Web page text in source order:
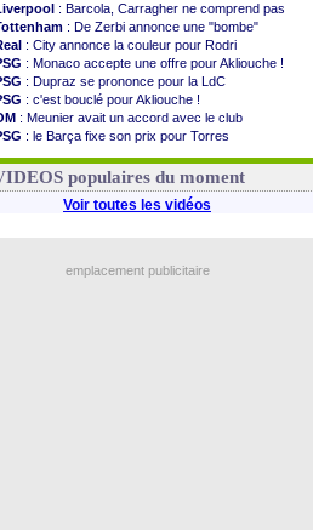
: Barcola, Carragher ne comprend pas
: De Zerbi annonce une "bombe"
: City annonce la couleur pour Rodri
: Monaco accepte une offre pour Akliouche !
: Dupraz se prononce pour la LdC
: c'est bouclé pour Akliouche !
: Meunier avait un accord avec le club
: le Barça fixe son prix pour Torres
: Infantino sollicite Trump
populaires du moment
Voir toutes les vidéos
emplacement publicitaire